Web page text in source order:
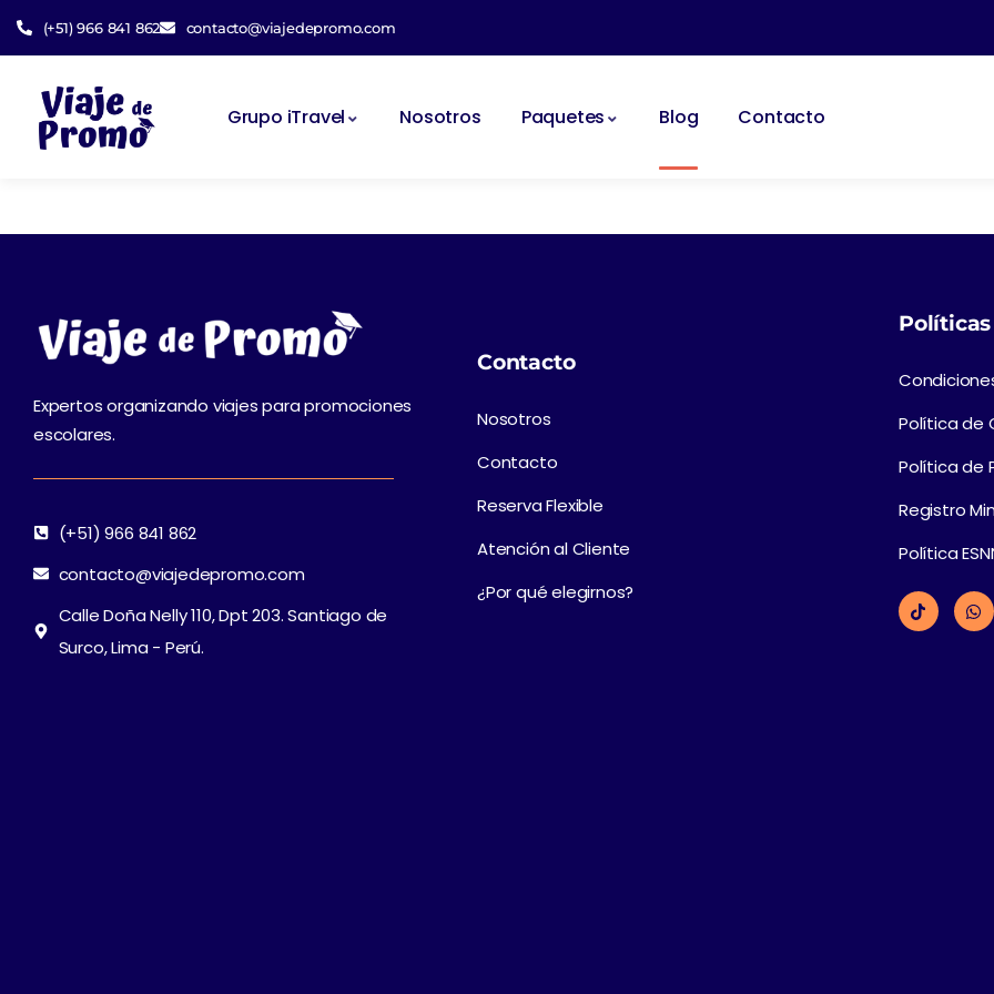
(+51) 966 841 862 contacto@viajedepromo.com
Grupo iTravel Nosotros Paquetes Blog Contacto
Expertos organizando viajes para promociones
escolares.
(+51) 966 841 862
contacto@viajedepromo.com
Calle Doña Nelly 110, Dpt 203. Santiago de
Surco, Lima - Perú.
Contacto
Nosotros
Contacto
Reserva Flexible
Atención al Cliente
¿Por qué elegirnos?
Políticas
Política de
Política de
Registro
Política